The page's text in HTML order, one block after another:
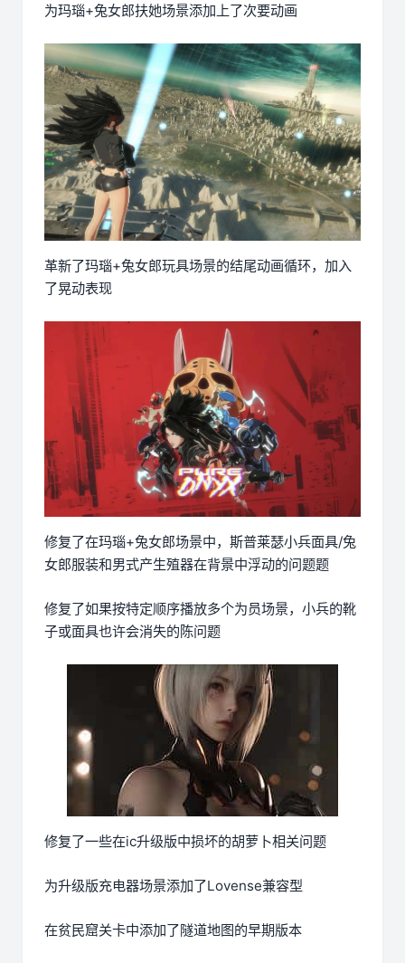
为玛瑙+兔女郎扶她场景添加上了次要动画
革新了玛瑙+兔女郎玩具场景的结尾动画循环，加入
了晃动表现
修复了在玛瑙+兔女郎场景中，斯普莱瑟小兵面具/兔
女郎服装和男式产生殖器在背景中浮动的问题题
修复了如果按特定顺序播放多个为员场景，小兵的靴
子或面具也许会消失的陈问题
修复了一些在ic升级版中损坏的胡萝卜相关问题
为升级版充电器场景添加了Lovense兼容型
在贫民窟关卡中添加了隧道地图的早期版本